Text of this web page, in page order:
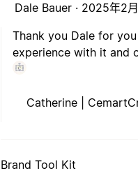
Dale Bauer · 2025年2
Thank you Dale for
experience with it and
Catherine |
Brand Tool Kit